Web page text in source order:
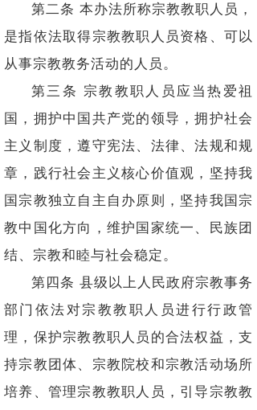
第二条 本办法所称宗教教职人员，
是指依法取得宗教教职人员资格、可以
从事宗教教务活动的人员。
第三条 宗教教职人员应当热爱祖
国，拥护中国共产党的领导，拥护社会
主义制度，遵守宪法、法律、法规和规
章，践行社会主义核心价值观，坚持我
国宗教独立自主自办原则，坚持我国宗
教中国化方向，维护国家统一、民族团
结、宗教和睦与社会稳定。
第四条 县级以上人民政府宗教事务
部门依法对宗教教职人员进行行政管
理，保护宗教教职人员的合法权益，支
持宗教团体、宗教院校和宗教活动场所
培养、管理宗教教职人员，引导宗教教